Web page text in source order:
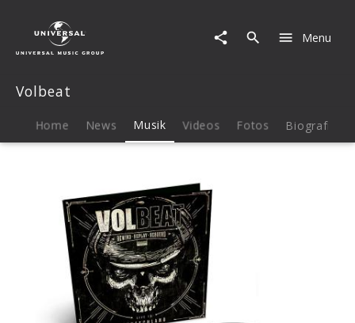
Replay,
in
vorbestellen!
Menu
Volbeat
Home News Musik Videos Fotos Biografie